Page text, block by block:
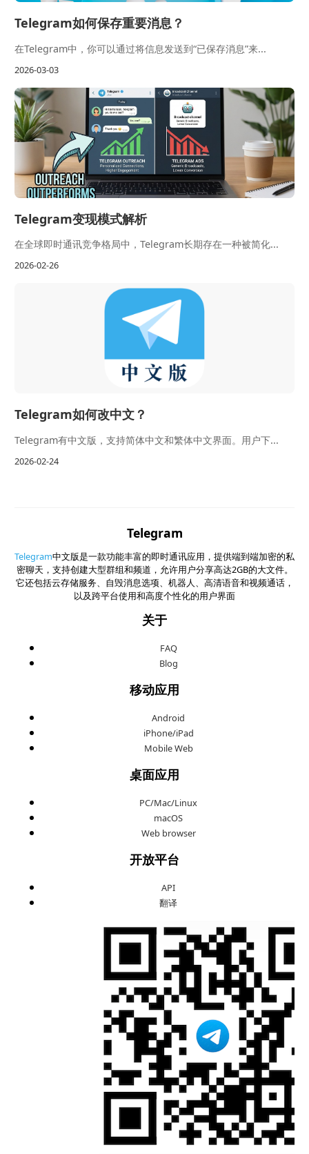
Telegram如何保存重要消息？
在Telegram中，你可以通过将信息发送到“已保存消息”来...
2026-03-03
Telegram变现模式解析
在全球即时通讯竞争格局中，Telegram长期存在一种被简化...
2026-02-26
Telegram如何改中文？
Telegram有中文版，支持简体中文和繁体中文界面。用户下...
2026-02-24
Telegram
Telegram中文版是一款功能丰富的即时通讯应用，提供端到端加密的私
密聊天，支持创建大型群组和频道，允许用户分享高达2GB的大文件。
它还包括云存储服务、自毁消息选项、机器人、高清语音和视频通话，
以及跨平台使用和高度个性化的用户界面
关于
FAQ
Blog
移动应用
Android
iPhone/iPad
Mobile Web
桌面应用
PC/Mac/Linux
macOS
Web browser
开放平台
API
翻译